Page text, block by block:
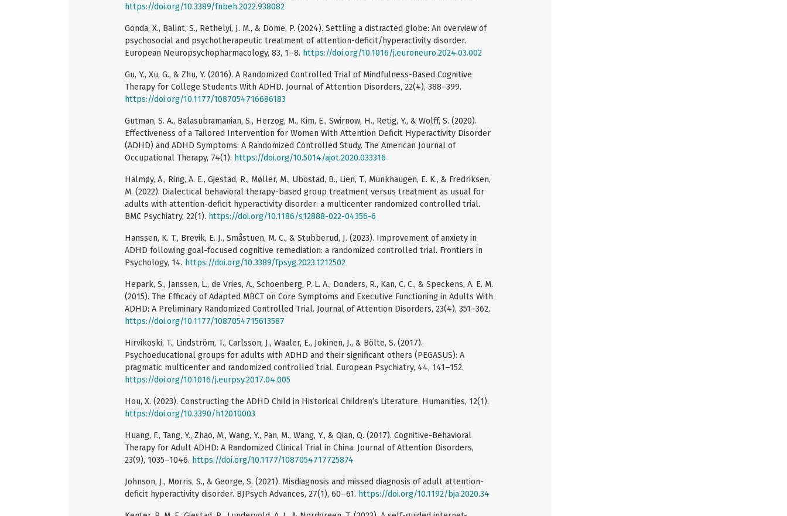
https://doi.org/10.3389/fnbeh.2022.938082
Gonda, X., Balint, S., Rethelyi, J. M., & Dome, P. (2024). Settling a distracted globe: An overview of
psychosocial and psychotherapeutic treatment of attention-deficit/hyperactivity disorder.
European Neuropsychopharmacology, 83, 1–8. https://doi.org/10.1016/j.euroneuro.2024.03.002
Gu, Y., Xu, G., & Zhu, Y. (2016). A Randomized Controlled Trial of Mindfulness-Based Cognitive
Therapy for College Students With ADHD. Journal of Attention Disorders, 22(4), 388–399.
https://doi.org/10.1177/1087054716686183
Gutman, S. A., Balasubramanian, S., Herzog, M., Kim, E., Swirnow, H., Retig, Y., & Wolff, S. (2020).
Effectiveness of a Tailored Intervention for Women With Attention Deficit Hyperactivity Disorder
(ADHD) and ADHD Symptoms: A Randomized Controlled Study. The American Journal of
Occupational Therapy, 74(1). https://doi.org/10.5014/ajot.2020.033316
Halmøy, A., Ring, A. E., Gjestad, R., Møller, M., Ubostad, B., Lien, T., Munkhaugen, E. K., & Fredriksen,
M. (2022). Dialectical behavioral therapy-based group treatment versus treatment as usual for
adults with attention-deficit hyperactivity disorder: a multicenter randomized controlled trial.
BMC Psychiatry, 22(1). https://doi.org/10.1186/s12888-022-04356-6
Hanssen, K. T., Brevik, E. J., Småstuen, M. C., & Stubberud, J. (2023). Improvement of anxiety in
ADHD following goal-focused cognitive remediation: a randomized controlled trial. Frontiers in
Psychology, 14. https://doi.org/10.3389/fpsyg.2023.1212502
Hepark, S., Janssen, L., de Vries, A., Schoenberg, P. L. A., Donders, R., Kan, C. C., & Speckens, A. E. M.
(2015). The Efficacy of Adapted MBCT on Core Symptoms and Executive Functioning in Adults With
ADHD: A Preliminary Randomized Controlled Trial. Journal of Attention Disorders, 23(4), 351–362.
https://doi.org/10.1177/1087054715613587
Hirvikoski, T., Lindström, T., Carlsson, J., Waaler, E., Jokinen, J., & Bölte, S. (2017).
Psychoeducational groups for adults with ADHD and their significant others (PEGASUS): A
pragmatic multicenter and randomized controlled trial. European Psychiatry, 44, 141–152.
https://doi.org/10.1016/j.eurpsy.2017.04.005
Hou, X. (2023). Constructing the ADHD Child in Historical Children’s Literature. Humanities, 12(1).
https://doi.org/10.3390/h12010003
Huang, F., Tang, Y., Zhao, M., Wang, Y., Pan, M., Wang, Y., & Qian, Q. (2017). Cognitive-Behavioral
Therapy for Adult ADHD: A Randomized Clinical Trial in China. Journal of Attention Disorders,
23(9), 1035–1046. https://doi.org/10.1177/1087054717725874
Johnson, J., Morris, S., & George, S. (2021). Misdiagnosis and missed diagnosis of adult attention-
deficit hyperactivity disorder. BJPsych Advances, 27(1), 60–61. https://doi.org/10.1192/bja.2020.34